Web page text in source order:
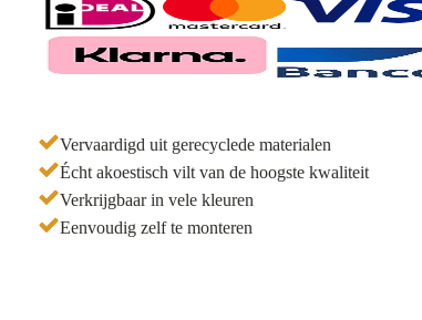
120x60cm
Vervaardigd uit gerecyclede materialen
Écht akoestisch vilt van de hoogste kwaliteit
Verkrijgbaar in vele kleuren
Eenvoudig zelf te monteren